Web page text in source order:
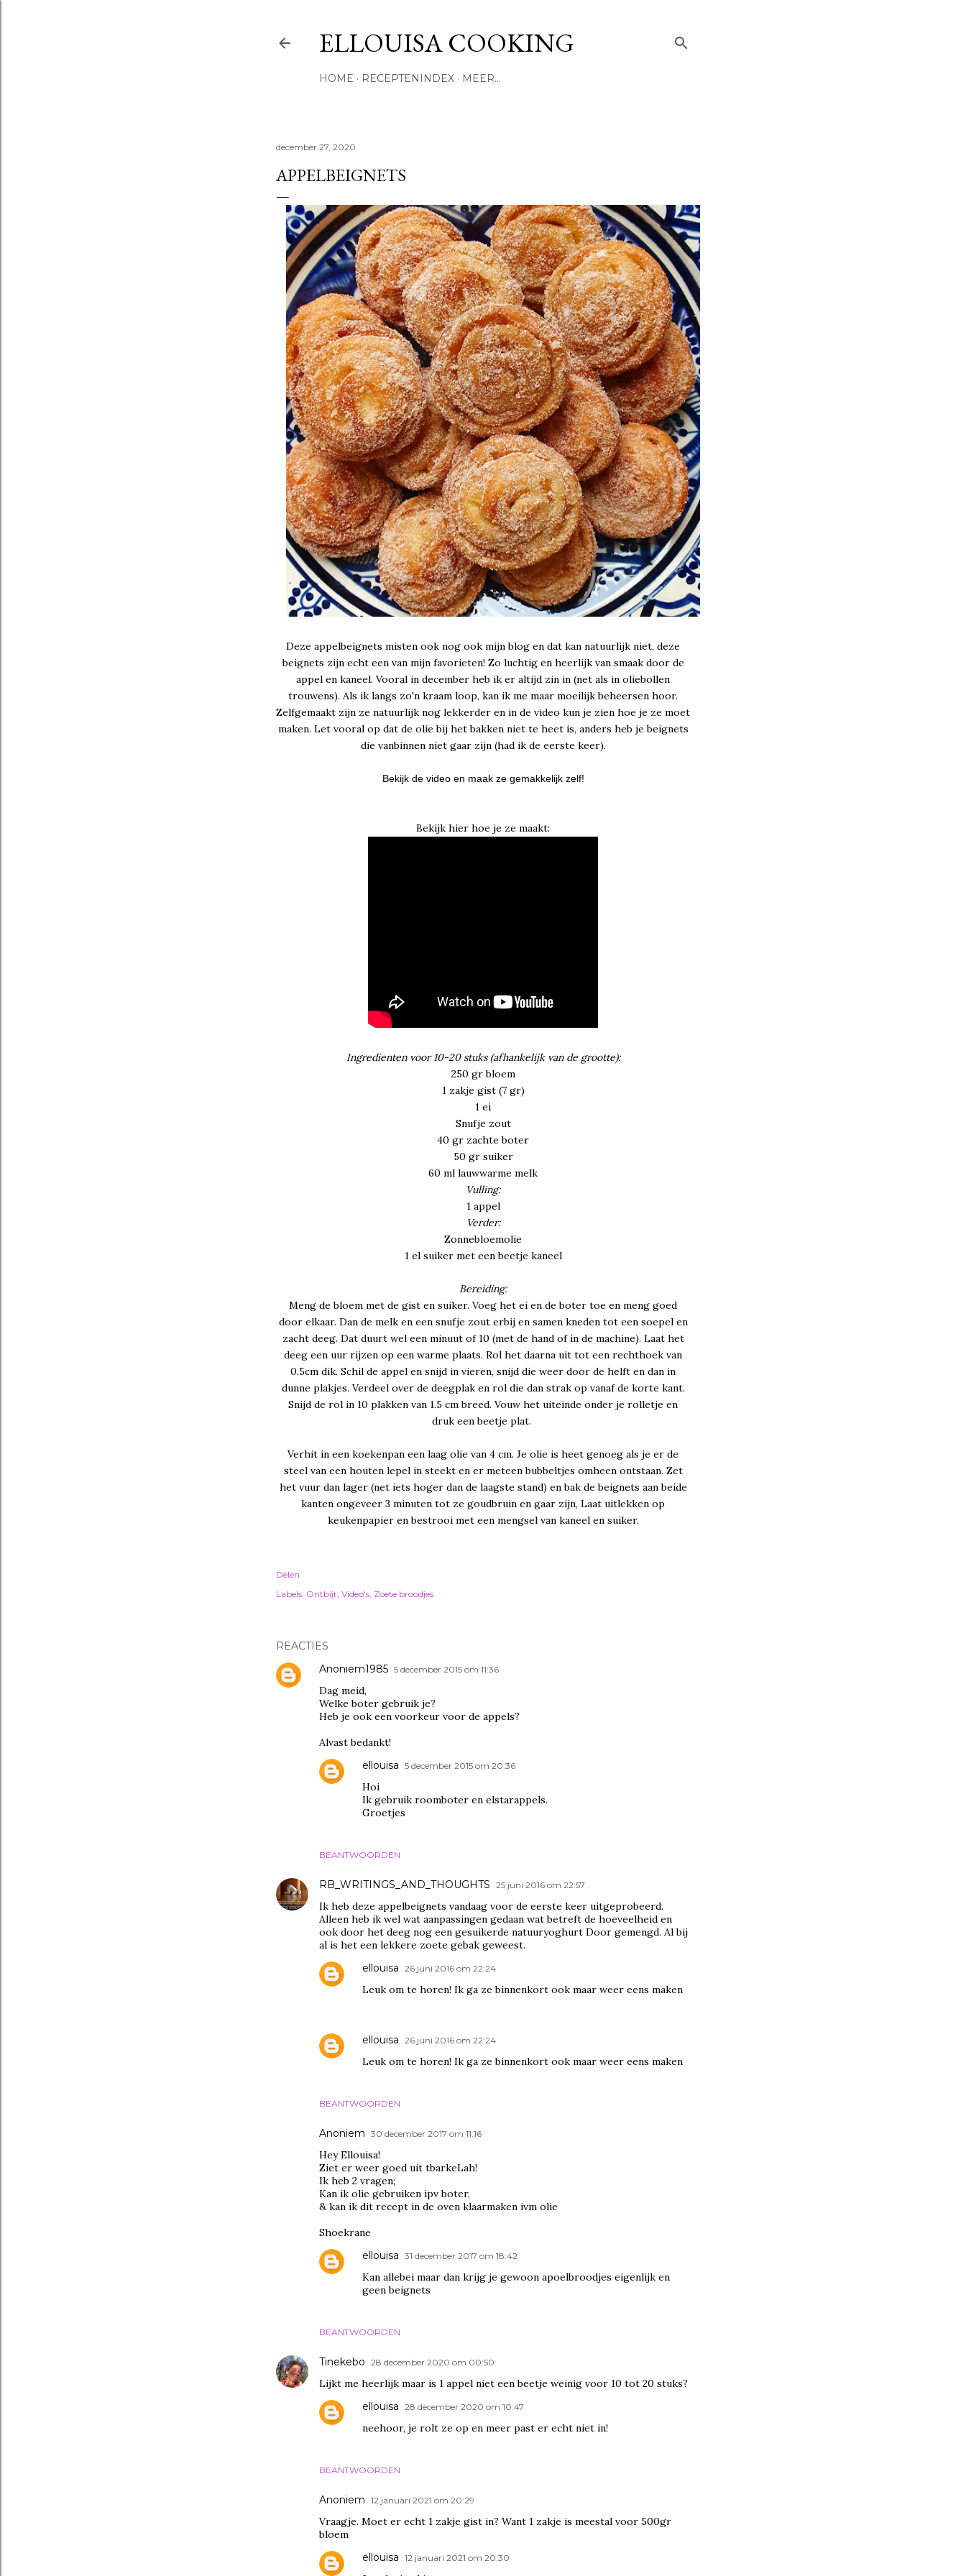
ELLOUISA COOKING
HOME RECEPTENINDEX MEER…
december 27, 2020
APPELBEIGNETS
Deze appelbeignets misten ook nog ook mijn blog en dat kan natuurlijk niet, deze
beignets zijn echt een van mijn favorieten! Zo luchtig en heerlijk van smaak door de
appel en kaneel. Vooral in december heb ik er altijd zin in (net als in oliebollen
trouwens). Als ik langs zo'n kraam loop, kan ik me maar moeilijk beheersen hoor.
Zelfgemaakt zijn ze natuurlijk nog lekkerder en in de video kun je zien hoe je ze moet
maken. Let vooral op dat de olie bij het bakken niet te heet is, anders heb je beignets
die vanbinnen niet gaar zijn (had ik de eerste keer).
Bekijk de video en maak ze gemakkelijk zelf!
Bekijk hier hoe je ze maakt:
Ingredienten voor 10-20 stuks (afhankelijk van de grootte):
250 gr bloem
1 zakje gist (7 gr)
1 ei
Snufje zout
40 gr zachte boter
50 gr suiker
60 ml lauwwarme melk
Vulling:
1 appel
Verder:
Zonnebloemolie
1 el suiker met een beetje kaneel
Bereiding:
Meng de bloem met de gist en suiker. Voeg het ei en de boter toe en meng goed
door elkaar. Dan de melk en een snufje zout erbij en samen kneden tot een soepel en
zacht deeg. Dat duurt wel een minuut of 10 (met de hand of in de machine). Laat het
deeg een uur rijzen op een warme plaats. Rol het daarna uit tot een rechthoek van
0.5cm dik. Schil de appel en snijd in vieren, snijd die weer door de helft en dan in
dunne plakjes. Verdeel over de deegplak en rol die dan strak op vanaf de korte kant.
Snijd de rol in 10 plakken van 1.5 cm breed. Vouw het uiteinde onder je rolletje en
druk een beetje plat.
Verhit in een koekenpan een laag olie van 4 cm. Je olie is heet genoeg als je er de
steel van een houten lepel in steekt en er meteen bubbeltjes omheen ontstaan. Zet
het vuur dan lager (net iets hoger dan de laagste stand) en bak de beignets aan beide
kanten ongeveer 3 minuten tot ze goudbruin en gaar zijn, Laat uitlekken op
keukenpapier en bestrooi met een mengsel van kaneel en suiker.
Delen
Labels: Ontbijt Video's Zoete broodjes
REACTIES
Anoniem1985 5 december 2015 om 11:36
Dag meid,
Welke boter gebruik je?
Heb je ook een voorkeur voor de appels?
Alvast bedankt!
BEANTWOORDEN
ellouisa 5 december 2015 om 20:36
Hoi
Ik gebruik roomboter en elstarappels.
Groetjes
RB_WRITINGS_AND_THOUGHTS 25 juni 2016 om 22:57
Ik heb deze appelbeignets vandaag voor de eerste keer uitgeprobeerd.
Alleen heb ik wel wat aanpassingen gedaan wat betreft de hoeveelheid en
ook door het deeg nog een gesuikerde natuuryoghurt Door gemengd. Al bij
al is het een lekkere zoete gebak geweest.
BEANTWOORDEN
ellouisa 26 juni 2016 om 22:24
Leuk om te horen! Ik ga ze binnenkort ook maar weer eens maken
ellouisa 26 juni 2016 om 22:24
Leuk om te horen! Ik ga ze binnenkort ook maar weer eens maken
Anoniem 30 december 2017 om 11:16
Hey Ellouisa!
Ziet er weer goed uit tbarkeLah!
Ik heb 2 vragen;
Kan ik olie gebruiken ipv boter,
& kan ik dit recept in de oven klaarmaken ivm olie
Shoekrane
BEANTWOORDEN
ellouisa 31 december 2017 om 18:42
Kan allebei maar dan krijg je gewoon apoelbroodjes eigenlijk en
geen beignets
Tinekebo 28 december 2020 om 00:50
Lijkt me heerlijk maar is 1 appel niet een beetje weinig voor 10 tot 20 stuks?
BEANTWOORDEN
ellouisa 28 december 2020 om 10:47
neehoor, je rolt ze op en meer past er echt niet in!
Anoniem 12 januari 2021 om 20:29
Vraagje. Moet er echt 1 zakje gist in? Want 1 zakje is meestal voor 500gr
bloem
ellouisa 12 januari 2021 om 20:30